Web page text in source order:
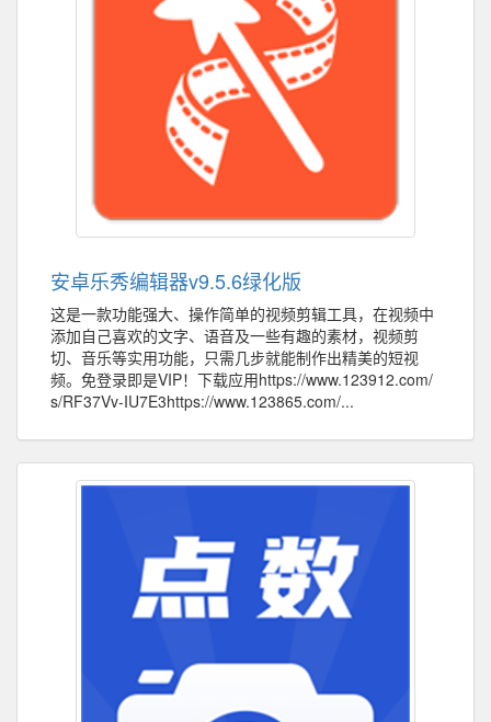
安卓乐秀编辑器v9.5.6绿化版
这是一款功能强大、操作简单的视频剪辑工具，在视频中
添加自己喜欢的文字、语音及一些有趣的素材，视频剪
切、音乐等实用功能，只需几步就能制作出精美的短视
频。免登录即是VIP！下载应用https://www.123912.com/
s/RF37Vv-IU7E3https://www.123865.com/...